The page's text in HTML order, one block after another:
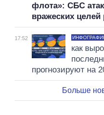
флота»: СБС
вражеских целей
17:52
как
прогнозируют на
Больше